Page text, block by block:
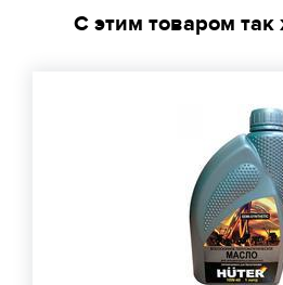
С этим товаром